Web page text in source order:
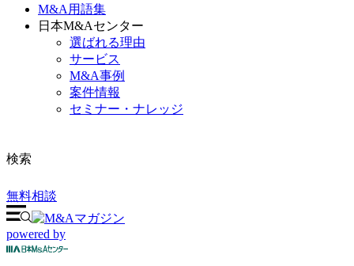
M&A用語集
日本M&Aセンター
選ばれる理由
サービス
M&A事例
案件情報
セミナー・ナレッジ
検索
無料相談
powered by